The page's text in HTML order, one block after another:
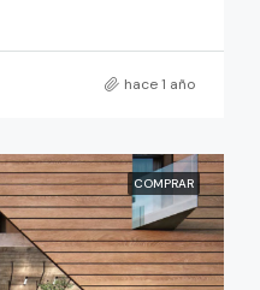
hace 1 año
COMPRAR